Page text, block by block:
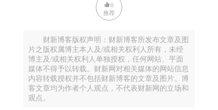
要每月向银行还上不菲的贷款，但至少可以获得属於自己的
空间。而在古代，虽然也有按揭贷款，但本质与现在却不尽
如今的按揭一般指购房者在购房时难以一时付清房款，为从
银行取得贷款支付馀款，便将还未取得完全产权的在购房产
用做抵押。而在古代，按揭是指当事人经济紧张时，将已经
拥有完全产权的产业向钱莊、当铺等做抵押借款。因此，对
0
推荐
财新博客版权声明：财新博客所发布文章及图
片之版权属博主本人及/或相关权利人所有，未经
博主及/或相关权利人单独授权，任何网站、平面
媒体不得予以转载。财新网对相关媒体的网站信息
内容转载授权并不包括财新博客的文章及图片。博
客文章均为作者个人观点，不代表财新网的立场和
观点。